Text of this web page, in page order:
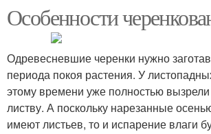
Особенности
Одревесневшие черенки нужно
периода покоя растения. У
этому времени уже полностью
листву. А поскольку нарезанные
имеют листьев, то и испарение влаги